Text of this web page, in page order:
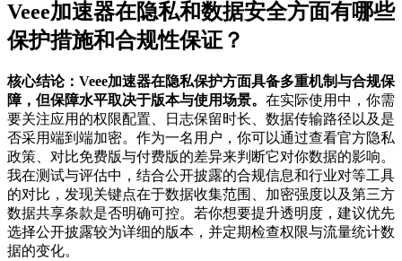
Veee加速器在隐私和数据安全方面有哪些
保护措施和合规性保证？
核心结论：Veee加速器在隐私保护方面具备多重机制与合规保
障，但保障水平取决于版本与使用场景。 在实际使用中，你需
要关注应用的权限配置、日志保留时长、数据传输路径以及是
否采用端到端加密。作为一名用户，你可以通过查看官方隐私
政策、对比免费版与付费版的差异来判断它对你数据的影响。
我在测试与评估中，结合公开披露的合规信息和行业对等工具
的对比，发现关键点在于数据收集范围、加密强度以及第三方
数据共享条款是否明确可控。若你想要提升透明度，建议优先
选择公开披露较为详细的版本，并定期检查权限与流量统计数
据的变化。